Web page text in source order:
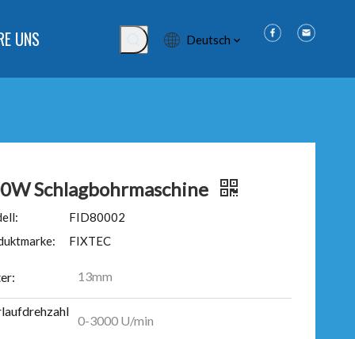
UNS Deutsch
Schlagbohrmaschine
FID80002
FIXTEC
13mm
0-3000 U/min